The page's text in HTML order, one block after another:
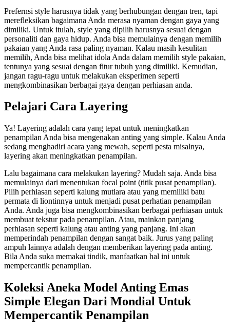
Prefernsi style harusnya tidak yang berhubungan dengan tren, tapi
merefleksikan bagaimana Anda merasa nyaman dengan gaya yang
dimiliki. Untuk itulah, style yang dipilih harusnya sesuai dengan
personaliti dan gaya hidup. Anda bisa memulainya dengan memilih
pakaian yang Anda rasa paling nyaman. Kalau masih kesulitan
memilih, Anda bisa melihat idola Anda dalam memilih style pakaian,
tentunya yang sesuai dengan fitur tubuh yang dimiliki. Kemudian,
jangan ragu-ragu untuk melakukan eksperimen seperti
mengkombinasikan berbagai gaya dengan perhiasan anda.
Pelajari Cara Layering
Ya! Layering adalah cara yang tepat untuk meningkatkan
penampilan Anda bisa mengenakan anting yang simple. Kalau Anda
sedang menghadiri acara yang mewah, seperti pesta misalnya,
layering akan meningkatkan penampilan.
Lalu bagaimana cara melakukan layering? Mudah saja. Anda bisa
memulainya dari menentukan focal point (titik pusat penampilan).
Pilih perhiasan seperti kalung mutiara atau yang memiliki batu
permata di liontinnya untuk menjadi pusat perhatian penampilan
Anda. Anda juga bisa mengkombinasikan berbagai perhiasan untuk
membuat tekstur pada penampilan. Atau, mainkan panjang
perhiasan seperti kalung atau anting yang panjang. Ini akan
memperindah penampilan dengan sangat baik. Jurus yang paling
ampuh lainnya adalah dengan memberikan layering pada anting.
Bila Anda suka memakai tindik, manfaatkan hal ini untuk
mempercantik penampilan.
Koleksi Aneka Model Anting Emas
Simple Elegan Dari Mondial Untuk
Mempercantik Penampilan